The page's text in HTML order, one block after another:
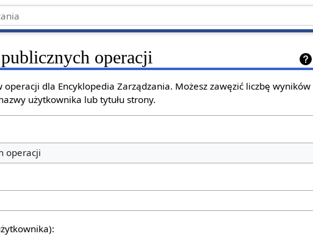
operacji
dla Encyklopedia Zarządzania. Możesz zawęzić liczbę wyników
użytkownika lub tytułu strony.
operacji